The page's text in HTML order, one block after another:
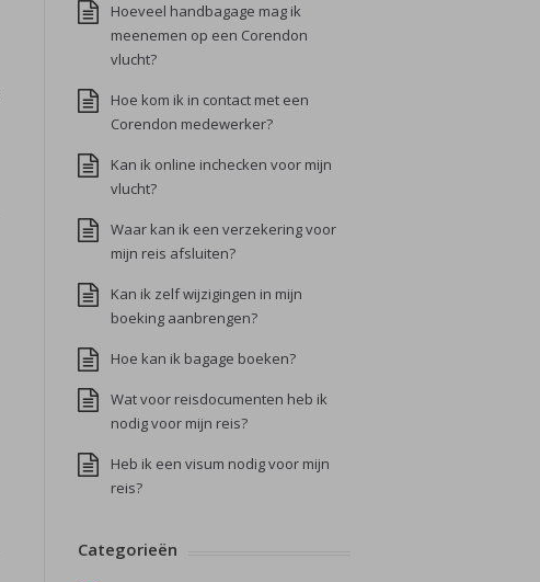
Hoeveel handbagage mag ik
meenemen op een Corendon
vlucht?
Hoe kom ik in contact met een
Corendon medewerker?
Kan ik online inchecken voor mijn
vlucht?
Waar kan ik een verzekering voor
mijn reis afsluiten?
Kan ik zelf wijzigingen in mijn
boeking aanbrengen?
Hoe kan ik bagage boeken?
Wat voor reisdocumenten heb ik
nodig voor mijn reis?
Heb ik een visum nodig voor mijn
reis?
Categorieën